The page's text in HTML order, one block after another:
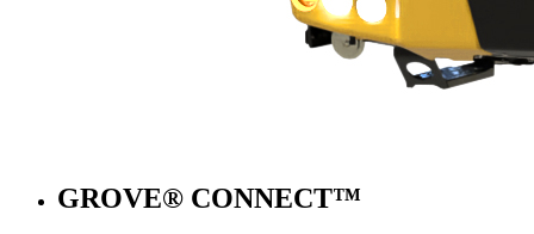
GROVE® CONNECT™